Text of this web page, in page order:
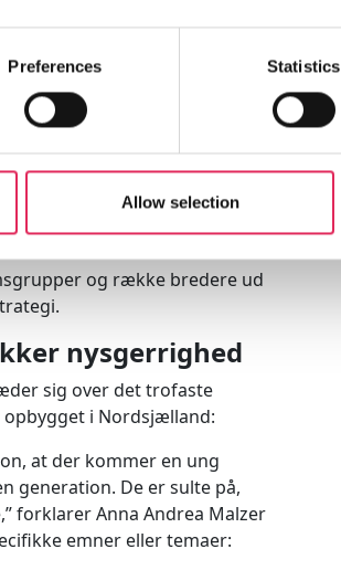
Preferences Statistics
Allow selection
indsatser og tiltag, der
og
sker med henblik på at
Forbrændingen i
med.
som skal understøtte
hvor Mungo Park fast
På den måde
og række bredere ud
nysgerrighed
sig over det trofaste
i Nordsjælland:
at der kommer en ung
generation. De er sulte på,
forklarer Anna Andrea Malzer
emner eller temaer: